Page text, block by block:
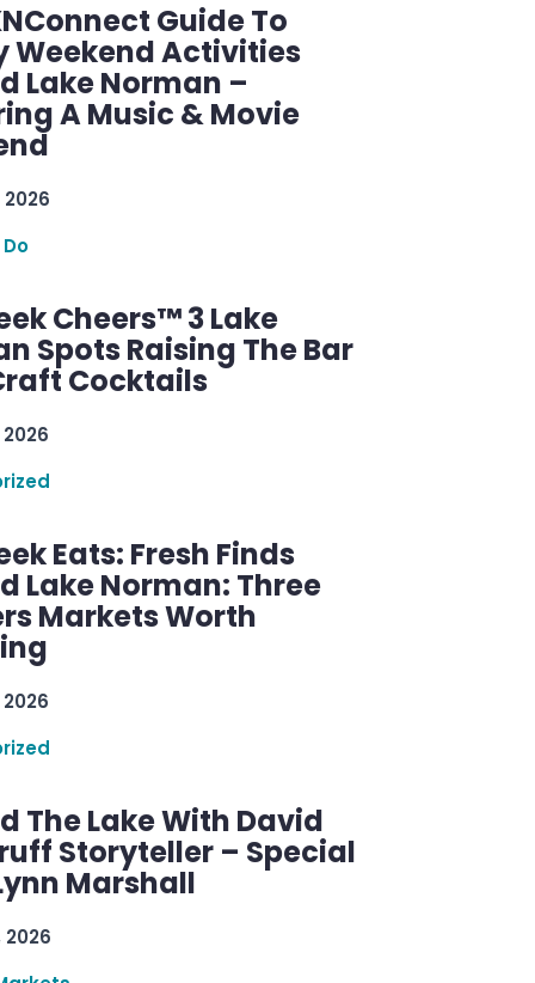
Guide To
Weekend Activities
Lake Norman –
A Music & Movie
Cheers™ 3 Lake
Spots Raising The Bar
Cocktails
Eats: Fresh Finds
Lake Norman: Three
Markets Worth
The Lake With David
Storyteller – Special
Marshall